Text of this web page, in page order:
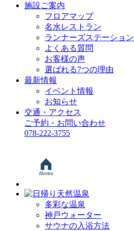
施設ご案内
フロアマップ
名水レストラン
ランナーズステーション
よくある質問
お客様の声
選ばれる7つの理由
最新情報
イベント情報
お知らせ
交通・アクセス
ご予約・お問い合わせ
078-222-3755
多彩な温泉
神戸ウォーター
サウナの入浴方法